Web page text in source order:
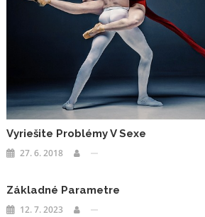
Vyriešite Problémy V Sexe
27. 6. 2018
Základné Parametre
12. 7. 2023